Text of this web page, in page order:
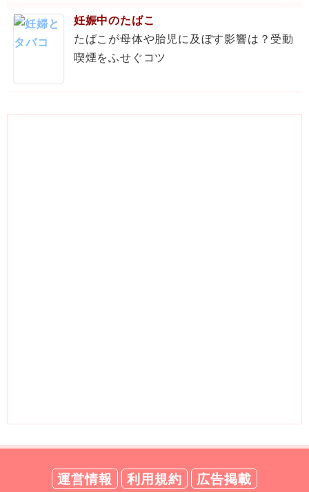
妊娠中のたばこ
たばこが母体や胎児に及ぼす影響は？受動
喫煙をふせぐコツ
運営情報 利用規約 広告掲載